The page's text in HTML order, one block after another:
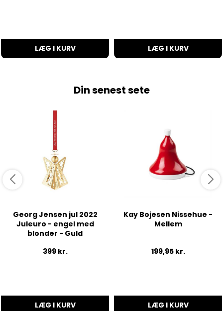
LÆG I KURV LÆG I KURV
Din senest sete
Georg Jensen jul 2022
Juleuro - engel med
blonder - Guld
399 kr.
LÆG I KURV
Kay Bojesen Nissehue -
Mellem
199,95 kr.
LÆG I KURV